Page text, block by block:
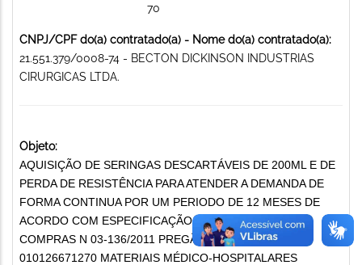
70
CNPJ/CPF do(a) contratado(a) - Nome do(a) contratado(a):
21.551.379/0008-74 - BECTON DICKINSON INDUSTRIAS
CIRURGICAS LTDA.
Objeto:
AQUISIÇÃO DE SERINGAS DESCARTÁVEIS DE 200ML E DE
PERDA DE RESISTÊNCIA PARA ATENDER A DEMANDA DE
FORMA CONTINUA POR UM PERIODO DE 12 MESES DE
ACORDO COM ESPECIFICAÇÃO NO PROCESSO DE
COMPRAS N 03-136/2011 PREGÃO 137/2011 0PUS
010126671270 MATERIAIS MÉDICO-HOSPITALARES